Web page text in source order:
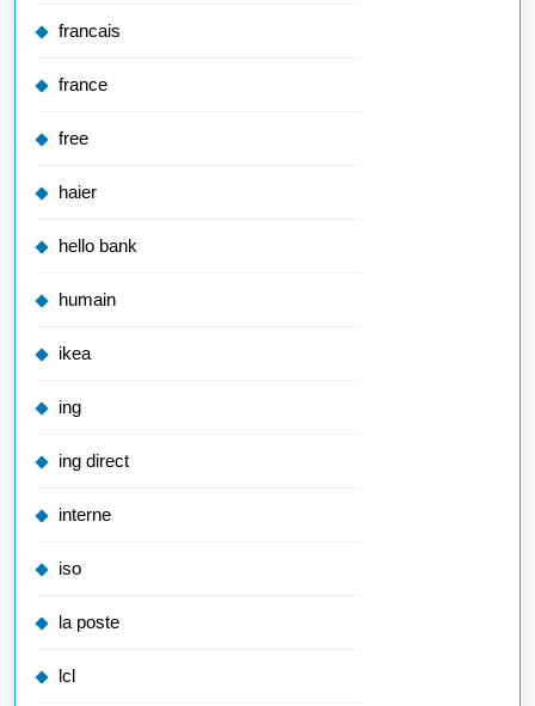
francais
france
free
haier
hello bank
humain
ikea
ing
ing direct
interne
iso
la poste
lcl